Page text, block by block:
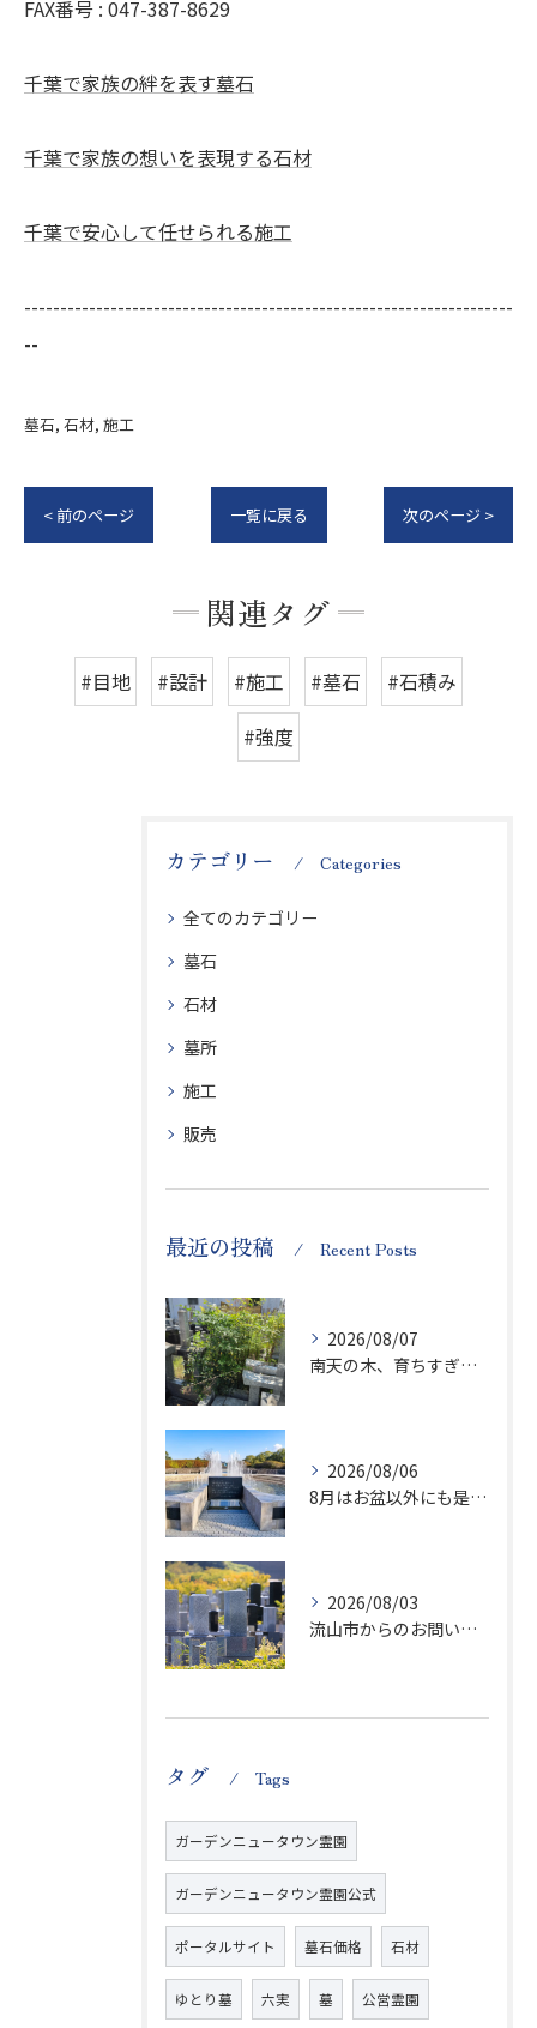
FAX番号 : 047-387-8629
千葉で家族の絆を表す墓石
千葉で家族の想いを表現する石材
千葉で安心して任せられる施工
--------------------------------------------------------------------
--
墓石 石材 施工
< 前のページ 一覧に戻る 次のページ >
関連タグ
#目地 #設計 #施工 #墓石
#石積み
#強度
カテゴリー Categories
全てのカテゴリー
墓石
石材
墓所
施工
販売
最近の投稿 Recent Posts
2026/08/07
南天の木、育ちすぎます…笑
2026/08/06
8月はお盆以外にも是非ご供養の気持ちを！
2026/08/03
流山市からのお問い合わせが急増中です、かなり悪質な業者さんとお寺さんらしいです
タグ Tags
ガーデンニュータウン霊園
ガーデンニュータウン霊園公式
ポータルサイト 墓石価格 石材
ゆとり墓 六実 墓 公営霊園